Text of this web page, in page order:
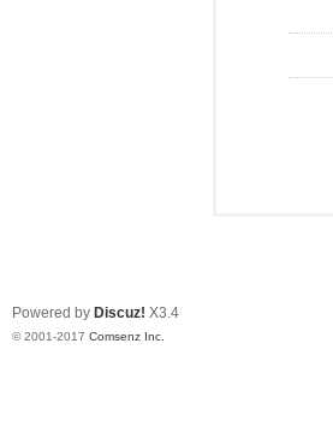
Powered by Discuz! X3.4
© 2001-2017 Comsenz Inc.